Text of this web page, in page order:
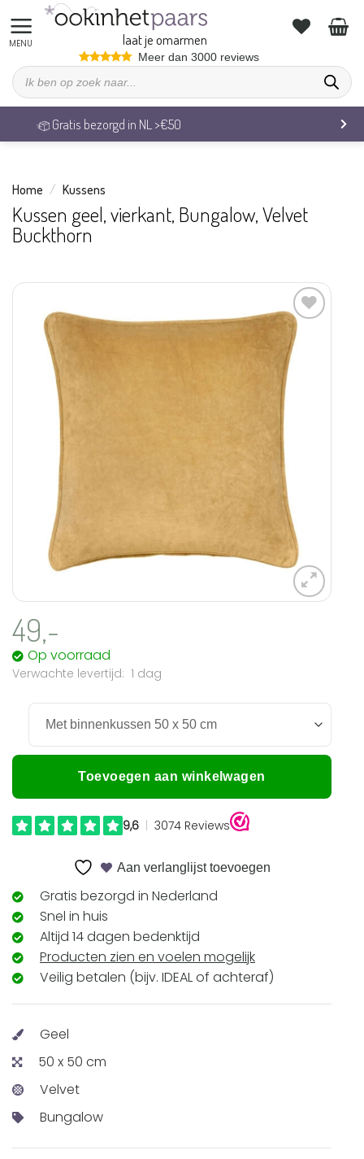
naar
inhoud
laat je omarmen
Meer dan 3000 reviews
Producten
zoeken
Veilig betalen & 14 dagen
Home / Kussens
Kussen geel, vierkant, Bungalow, Velvet
Buckthorn
Aan
verlanglijst
toevoegen
49,-
Op voorraad
1 dag
Toevoegen aan winkelwagen
Aan verlanglijst toevoegen
Gratis bezorgd in Nederland
Snel in huis
Altijd 14 dagen bedenktijd
Producten zien en voelen mogelijk
Veilig betalen (bijv. IDEAL of achteraf)
Geel
50 x 50 cm
Velvet
Bungalow